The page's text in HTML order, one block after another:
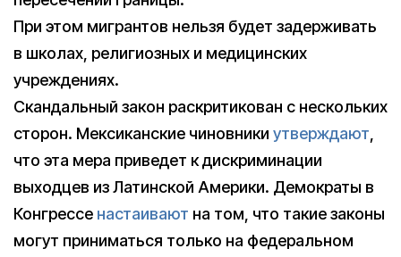
При этом мигрантов нельзя будет задерживать
в школах, религиозных и медицинских
учреждениях.
Скандальный закон раскритикован с нескольких
сторон. Мексиканские чиновники утверждают,
что эта мера приведет к дискриминации
выходцев из Латинской Америки. Демократы в
Конгрессе настаивают на том, что такие законы
могут приниматься только на федеральном